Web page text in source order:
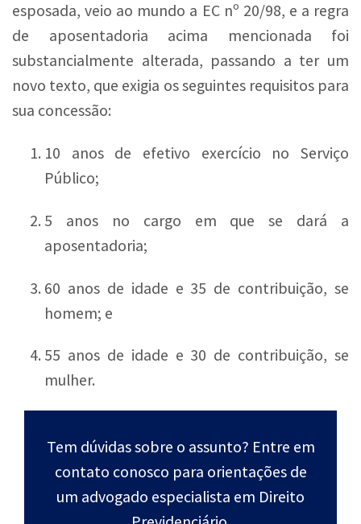
esposada, veio ao mundo a EC nº 20/98, e a regra
de aposentadoria acima mencionada foi
substancialmente alterada, passando a ter um
novo texto, que exigia os seguintes requisitos para
sua concessão:
10 anos de efetivo exercício no Serviço
Público;
5 anos no cargo em que se dará a
aposentadoria;
60 anos de idade e 35 de contribuição, se
homem; e
55 anos de idade e 30 de contribuição, se
mulher.
Tem dúvidas sobre o assunto? Entre em
contato conosco para orientações de
um advogado especialista em Direito